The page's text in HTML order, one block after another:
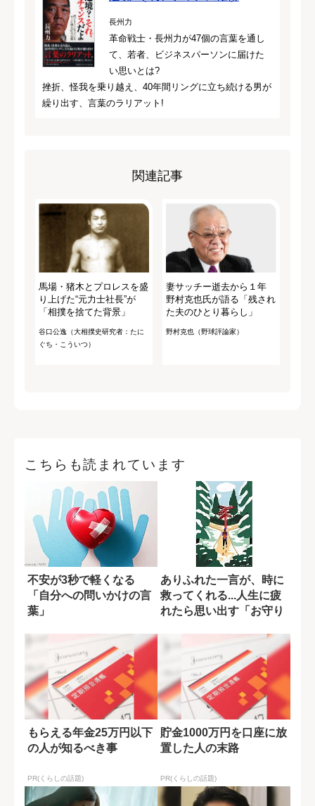
長州力
革命戦士・長州力が47個の言葉を通し
て、若者、ビジネスパーソンに届けた
い思いとは?
挫折、怪我を乗り越え、40年間リングに立ち続ける男が
繰り出す、言葉のラリアット!
関連記事
馬場・猪木とプロレスを盛
り上げた“元力士社長”が
「相撲を捨てた背景」
谷口公逸（大相撲史研究者：たに
ぐち・こういつ）
妻サッチー逝去から１年
野村克也氏が語る「残され
た夫のひとり暮らし」
野村克也（野球評論家）
こちらも読まれています
不安が3秒で軽くなる
「自分への問いかけの言
葉」
ありふれた一言が、時に
救ってくれる...人生に疲
れたら思い出す「お守り
もらえる年金25万円以下
の人が知るべき事
PR(くらしの話題)
貯金1000万円を口座に放
置した人の末路
PR(くらしの話題)